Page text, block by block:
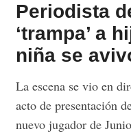
Periodista
‘trampa’ a
niña se
La escena se vio en
acto de presentación
nuevo jugador de